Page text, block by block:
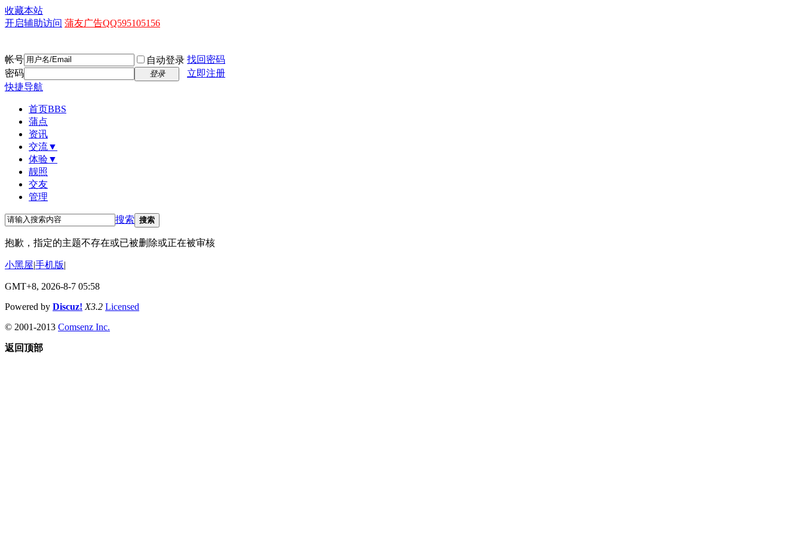
收藏本站
开启辅助访问 蒲友广告QQ595105156
帐号 自动登录 找回密码
密码
登录
立即注册
快捷导航
首页BBS
蒲点
资讯
交流▼
体验▼
靓照
交友
管理
搜索 搜索
抱歉，指定的主题不存在或已被删除或正在被审核
小黑屋|手机版|
GMT+8, 2026-8-7 05:58
Powered by Discuz! X3.2 Licensed
© 2001-2013 Comsenz Inc.
返回顶部